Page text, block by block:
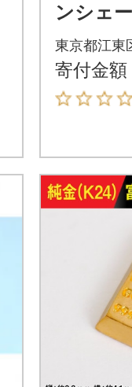
ンシェ
ライト
(BE)【
東京都江東
寄付金額